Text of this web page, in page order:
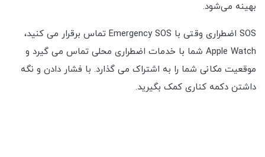
بهینه می‌شود.
SOS اضطراری وقتی با Emergency SOS تماس برقرار می کنید،
Apple Watch شما با خدمات اضطراری محلی تماس می گیرد و
موقعیت مکانی شما را به اشتراک می گذارد. با فشار دادن و نگه
داشتن دکمه کناری کمک بگیرید.